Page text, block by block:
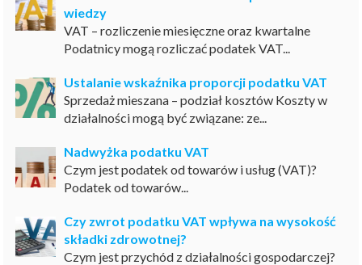
wiedzy
VAT – rozliczenie miesięczne oraz kwartalne
Podatnicy mogą rozliczać podatek VAT...
Ustalanie wskaźnika proporcji podatku VAT
Sprzedaż mieszana – podział kosztów Koszty w
działalności mogą być związane: ze...
Nadwyżka podatku VAT
Czym jest podatek od towarów i usług (VAT)?
Podatek od towarów...
Czy zwrot podatku VAT wpływa na wysokość
składki zdrowotnej?
Czym jest przychód z działalności gospodarczej?